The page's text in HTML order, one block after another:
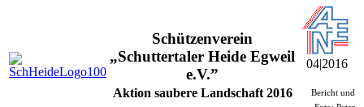
Schützenverein
„Schuttertaler Heide Egweil
e.V.”
Aktion saubere Landschaft 2016
04|2016
Bericht und